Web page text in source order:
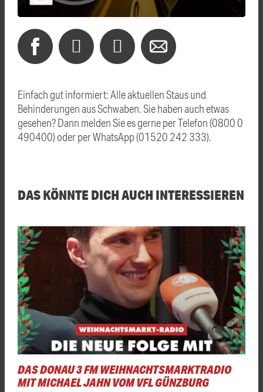
Einfach gut informiert: Alle aktuellen Staus und
Behinderungen aus Schwaben. Sie haben auch etwas
gesehen? Dann melden Sie es gerne per Telefon (0800 0
490400) oder per WhatsApp (01520 242 333).
DAS KÖNNTE DICH AUCH INTERESSIEREN
DAS DONAU 3 FM WEIHNACHTSMARKTRADIO
MIT MICHAEL JAHN VOM VFL GÜNZBURG